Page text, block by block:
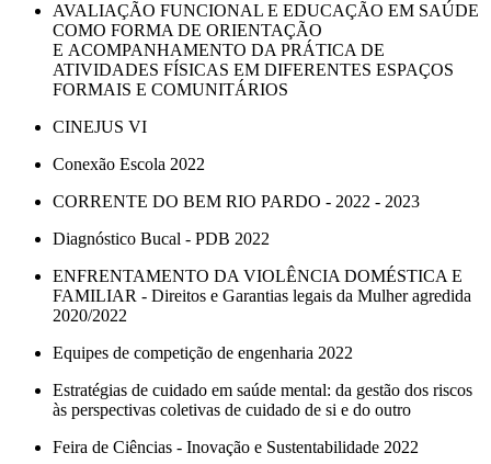
AVALIAÇÃO FUNCIONAL E EDUCAÇÃO EM SAÚDE
COMO FORMA DE ORIENTAÇÃO
E ACOMPANHAMENTO DA PRÁTICA DE
ATIVIDADES FÍSICAS EM DIFERENTES ESPAÇOS
FORMAIS E COMUNITÁRIOS
CINEJUS VI
Conexão Escola 2022
CORRENTE DO BEM RIO PARDO - 2022 - 2023
Diagnóstico Bucal - PDB 2022
ENFRENTAMENTO DA VIOLÊNCIA DOMÉSTICA E
FAMILIAR - Direitos e Garantias legais da Mulher agredida
2020/2022
Equipes de competição de engenharia 2022
Estratégias de cuidado em saúde mental: da gestão dos riscos
às perspectivas coletivas de cuidado de si e do outro
Feira de Ciências - Inovação e Sustentabilidade 2022